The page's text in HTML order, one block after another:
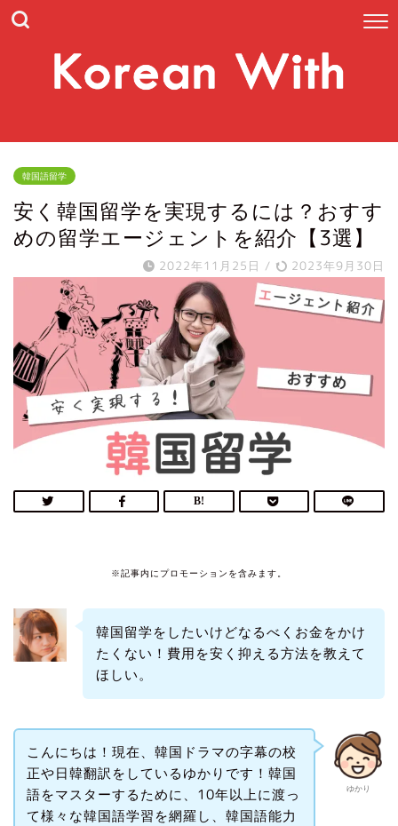
韓国語留学
安く韓国留学を実現するには？おすす
めの留学エージェントを紹介【3選】
2022年11月25日 / 2023年9月30日
※記事内にプロモーションを含みます。
韓国留学をしたいけどなるべくお金をかけ
たくない！費用を安く抑える方法を教えて
ほしい。
ゆかり
こんにちは！現在、韓国ドラマの字幕の校
正や日韓翻訳をしているゆかりです！韓国
語をマスターするために、10年以上に渡っ
て様々な韓国語学習を網羅し、韓国語能力